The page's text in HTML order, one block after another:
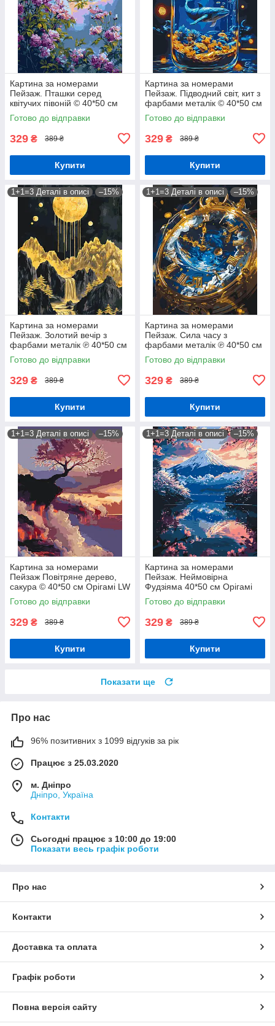
Картина за номерами
Пейзаж. Пташки серед
квітучих півоній © 40*50 см
Орігамі LW 2003-01
Готово до відправки
329 ₴ 389 ₴
Купити
Картина за номерами
Пейзаж. Підводний світ, кит з
фарбами металік © 40*50 см
Орігамі LW 3461
Готово до відправки
329 ₴ 389 ₴
Купити
1+1=3 Деталі в описі –15%
Картина за номерами
Пейзаж. Золотий вечір з
фарбами металік ℗ 40*50 см
Орігамі LW 3427
Готово до відправки
329 ₴ 389 ₴
Купити
1+1=3 Деталі в описі –15%
Картина за номерами
Пейзаж. Сила часу з
фарбами металік ℗ 40*50 см
Орігамі LW 3466
Готово до відправки
329 ₴ 389 ₴
Купити
1+1=3 Деталі в описі –15%
Картина за номерами
Пейзаж Повітряне дерево,
сакура © 40*50 см Орігамі LW
727
Готово до відправки
329 ₴ 389 ₴
Купити
1+1=3 Деталі в описі –15%
Картина за номерами
Пейзаж. Неймовірна
Фудзіяма 40*50 см Орігамі
LW 3464
Готово до відправки
329 ₴ 389 ₴
Купити
Показати ще
Про нас
96% позитивних з 1099 відгуків за рік
Працює з 25.03.2020
м. Дніпро
Дніпро, Україна
Контакти
Сьогодні працює з 10:00 до 19:00
Показати весь графік роботи
Про нас
Контакти
Доставка та оплата
Графік роботи
Повна версія сайту